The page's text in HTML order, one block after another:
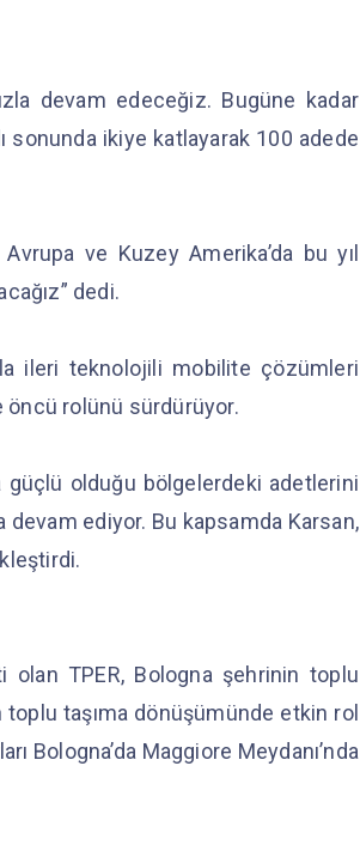
devam edeceğiz. Bugüne kadar
sonunda ikiye katlayarak 100 adede
ve Kuzey Amerika’da bu yıl
dedi.
ileri teknolojili mobilite çözümleri
öncü rolünü sürdürüyor.
olduğu bölgelerdeki adetlerini
devam ediyor. Bu kapsamda Karsan,
olan TPER, Bologna şehrinin toplu
toplu taşıma dönüşümünde etkin rol
Bologna’da Maggiore Meydanı’nda